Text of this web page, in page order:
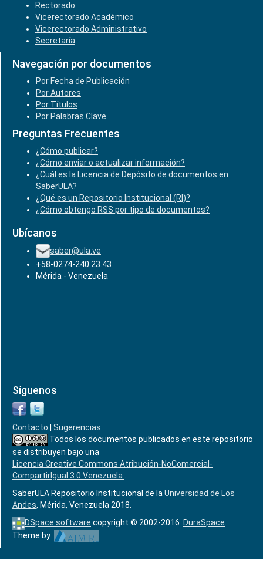
Rectorado
Vicerectorado Académico
Vicerectorado Administrativo
Secretaría
Navegación por documentos
Por Fecha de Publicación
Por Autores
Por Títulos
Por Palabras Clave
Preguntas Frecuentes
¿Cómo publicar?
¿Cómo enviar o actualizar información?
¿Cuál es la Licencia de Depósito de documentos en
SaberULA?
¿Qué es un Repositorio Institucional (RI)?
¿Cómo obtengo RSS por tipo de documentos?
Ubícanos
saber@ula.ve
+58-0274-240.23.43
Mérida - Venezuela
Síguenos
Contacto
Sugerencias
Todos los documentos publicados en este repositorio
se distribuyen bajo una
Licencia Creative Commons Atribución-NoComercial-
CompartirIgual 3.0 Venezuela
SaberULA Repositorio Institucional de la Universidad de Los
Andes, Mérida, Venezuela 2018.
DSpace software copyright © 2002-2016 DuraSpace
Theme by